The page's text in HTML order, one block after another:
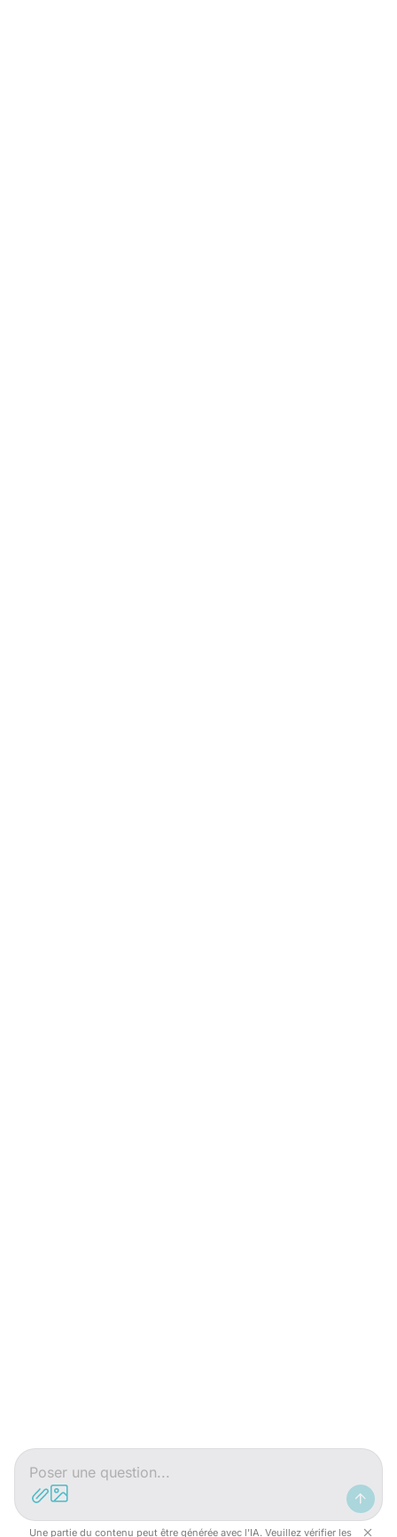
Une partie du contenu peut être générée avec l'IA. Veuillez vérifier les